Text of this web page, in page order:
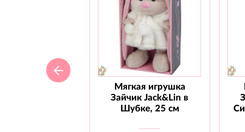
Мягкая игрушка
Зайчик Jack&Lin в
Шубке, 25 см